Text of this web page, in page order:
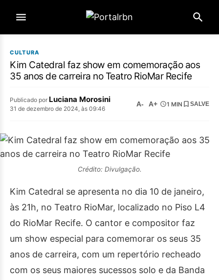
CULTURA
Kim Catedral faz show em comemoração aos
35 anos de carreira no Teatro RioMar Recife
Publicado por Luciana Morosini
31 de dezembro de 2024, às 09:46
A- A+ 1 MIN SALVE
Crédito: Divulgação.
Kim Catedral se apresenta no dia 10 de janeiro,
às 21h, no Teatro RioMar, localizado no Piso L4
do RioMar Recife. O cantor e compositor faz
um show especial para comemorar os seus 35
anos de carreira, com um repertório recheado
com os seus maiores sucessos solo e da Banda